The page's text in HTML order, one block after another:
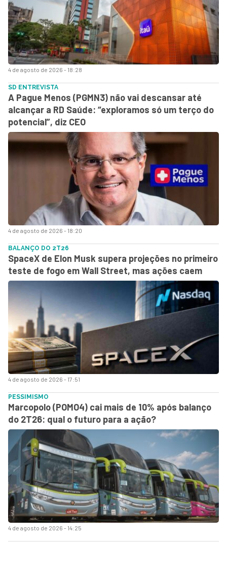
4 de agosto de 2026 - 18:28
4 de agosto de 2026 - 18:20
SD ENTREVISTA
A Pague Menos (PGMN3) não vai descansar até
alcançar a RD Saúde: “exploramos só um terço do
potencial”, diz CEO
4 de agosto de 2026 - 17:51
BALANÇO DO 2T26
SpaceX de Elon Musk supera projeções no primeiro
teste de fogo em Wall Street, mas ações caem
4 de agosto de 2026 - 14:25
PESSIMISMO
Marcopolo (POMO4) cai mais de 10% após balanço
do 2T26: qual o futuro para a ação?